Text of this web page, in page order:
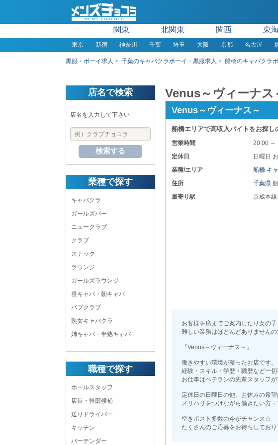
関東 北関東 関西 東
東京 新宿 神奈川 千葉 埼玉 大阪 京都 名古屋
黒服・ボーイ求人 千葉のキャバクラボーイ・黒服求人 船橋のキャバクラ
店名で検索
店名を入力して下さい
検索する
業種で探す
キャバクラ
ガールズバー
ニュークラブ
クラブ
スナック
ラウンジ
ガールズラウンジ
昼キャバ・朝キャバ
パブクラブ
熟女キャバクラ
姉キャバ・半熟キャバ
職種で探す
ホールスタッフ
店長・幹部候補
送りドライバー
キッチン
バーテンダー
Venus～ヴィーナス
Venus～ヴィーナス～
船橋エリアで高収入バイトをお探
営業時間
20:00 ～
定休日
日曜日
業種/エリア
船橋 キ
住所
千葉県
最寄り駅
京成本
お客様を席までご案内したり女の
難しい業務はほとんどありません
『Venus～ヴィーナス～』
働きやすい環境が整ったお店です。
経験・スキル・学歴・職歴など一
お仕事はベテランの先輩スタッフ
定休日の日曜日の他、お休みの希
メリハリをつけながら働きたい方
空きポスト多数の今がチャンス☆
たくさんのご応募をお待ちしており